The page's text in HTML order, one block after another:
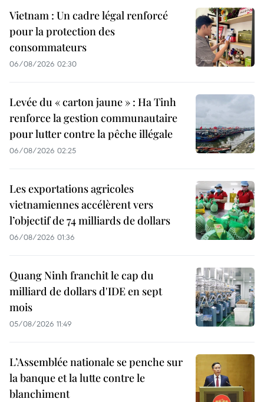
Vietnam : Un cadre légal renforcé
pour la protection des
consommateurs
06/08/2026 02:30
Levée du « carton jaune » : Ha Tinh
renforce la gestion communautaire
pour lutter contre la pêche illégale
06/08/2026 02:25
Les exportations agricoles
vietnamiennes accélèrent vers
l’objectif de 74 milliards de dollars
06/08/2026 01:36
Quang Ninh franchit le cap du
milliard de dollars d'IDE en sept
mois
05/08/2026 11:49
L’Assemblée nationale se penche sur
la banque et la lutte contre le
blanchiment